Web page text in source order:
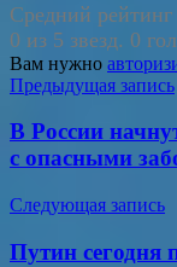
Средний рейтинг
0 из 5 звезд. 0
Вам нужно
Навигация
по
записям
Предыдущая запись
В России
с опасными
Следующая запись
Путин сегодня